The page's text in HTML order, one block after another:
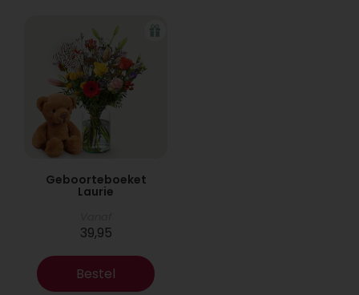
Geboorteboeket
Laurie
39,95
Bestel